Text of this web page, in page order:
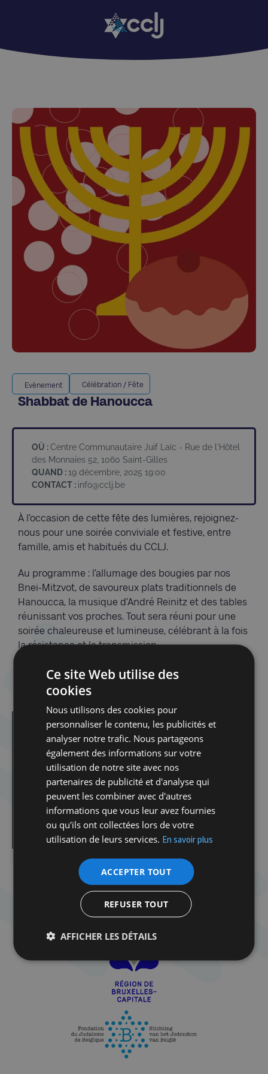
Evènement Célébration / Fête
Shabbat de Hanoucca
OÙ :Centre Communautaire Juif Laïc - Rue de l'Hôtel
des Monnaies 52, 1060 Saint-Gilles
QUAND :19 décembre, 2025 19:00
CONTACT : info@cclj.be
À l’occasion de cette fête des lumières, rejoignez-
nous pour une soirée conviviale et festive, entre
famille, amis et habitués du CCLJ.
Au programme : l’allumage des bougies par nos
Bnei-Mitzvot, de savoureux plats traditionnels de
Hanoucca, la musique d’André Reinitz et des tables
réunissant vos proches. Tout sera réuni pour une
soirée chaleureuse et lumineuse, célébrant à la fois
la résistance et la transmission.
Des surprises sucrées et quelques tours de toupie
sont aussi prévus pour petits et grands !
Dans la même catégorie d'article :
Dibook | Les élections en Israël
Spirou dans la tourmente de la Shoah
Atelier Tenou’a avec Delphine Horvilleur
Atelier Tenou’a avec Delphine Horvilleur
Cabaret Milmoul
Rosh Hashana
Ce site Web utilise des
cookies
Nous utilisons des cookies pour
personnaliser le contenu, les publicités et
analyser notre trafic. Nous partageons
également des informations sur votre
utilisation de notre site avec nos
partenaires de publicité et d'analyse qui
peuvent les combiner avec d'autres
informations que vous leur avez fournies
ou qu'ils ont collectées lors de votre
utilisation de leurs services. En savoir plus
ACCEPTER TOUT
REFUSER TOUT
AFFICHER LES DÉTAILS